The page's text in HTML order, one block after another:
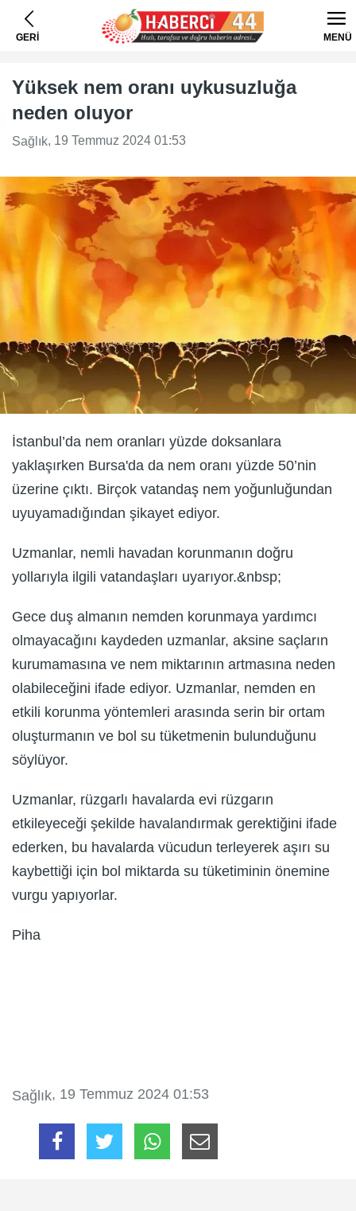
GERİ MENÜ
Yüksek nem oranı uykusuzluğa
neden oluyor
Sağlık, 19 Temmuz 2024 01:53
İstanbul’da nem oranları yüzde doksanlara
yaklaşırken Bursa'da da nem oranı yüzde 50’nin
üzerine çıktı. Birçok vatandaş nem yoğunluğundan
uyuyamadığından şikayet ediyor.
Uzmanlar, nemli havadan korunmanın doğru
yollarıyla ilgili vatandaşları uyarıyor.&nbsp;
Gece duş almanın nemden korunmaya yardımcı
olmayacağını kaydeden uzmanlar, aksine saçların
kurumamasına ve nem miktarının artmasına neden
olabileceğini ifade ediyor. Uzmanlar, nemden en
etkili korunma yöntemleri arasında serin bir ortam
oluşturmanın ve bol su tüketmenin bulunduğunu
söylüyor.
Uzmanlar, rüzgarlı havalarda evi rüzgarın
etkileyeceği şekilde havalandırmak gerektiğini ifade
ederken, bu havalarda vücudun terleyerek aşırı su
kaybettiği için bol miktarda su tüketiminin önemine
vurgu yapıyorlar.
Piha
Sağlık, 19 Temmuz 2024 01:53